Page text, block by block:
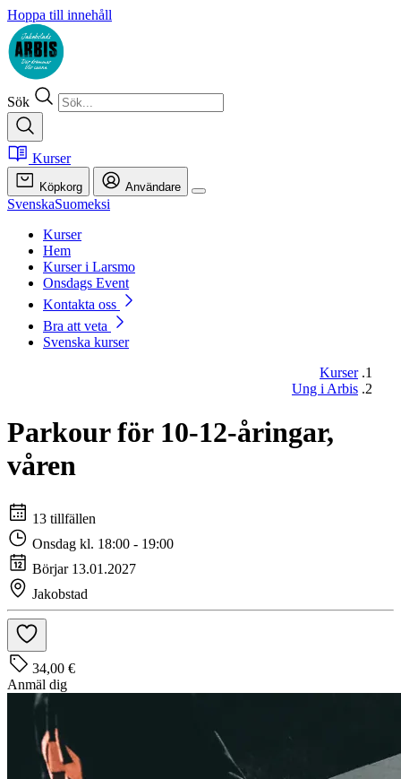
Hoppa till innehåll
Sök
Kurser
Köpkorg Användare
SvenskaSuomeksi
Kurser
Hem
Kurser i Larsmo
Onsdags Event
Kontakta oss
Bra att veta
Svenska kurser
Kurser
Ung i Arbis
Parkour för 10-12-åringar,
våren
13 tillfällen
Onsdag kl. 18:00 - 19:00
Börjar 13.01.2027
Jakobstad
34,00 €
Anmäl dig